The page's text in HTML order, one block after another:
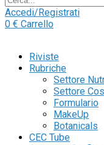
Accedi/Registrati
0 € Carrello
Riviste
Rubriche
Settore
Settore
Formulario
MakeUp
Botanicals
CEC Tube